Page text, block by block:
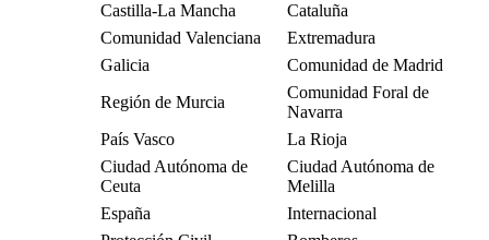
Castilla-La Mancha
Cataluña
Comunidad Valenciana
Extremadura
Galicia
Comunidad de Madrid
Región de Murcia
Comunidad Foral de
Navarra
País Vasco
La Rioja
Ciudad Autónoma de
Ceuta
Ciudad Autónoma de
Melilla
España
Internacional